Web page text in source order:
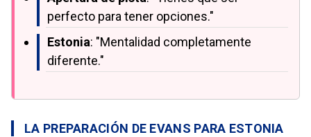
perfecto para tener opciones."
Estonia: "Mentalidad completamente
diferente."
LA PREPARACIÓN DE EVANS PARA ESTONIA